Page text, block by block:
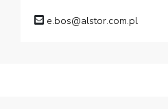
e.bos@alstor.com.pl